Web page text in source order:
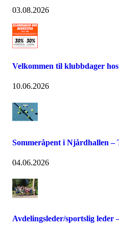
03.08.2026
Velkommen til klubbdager
10.06.2026
Sommeråpent i Njårdhallen –
04.06.2026
Avdelingsleder/sportslig leder